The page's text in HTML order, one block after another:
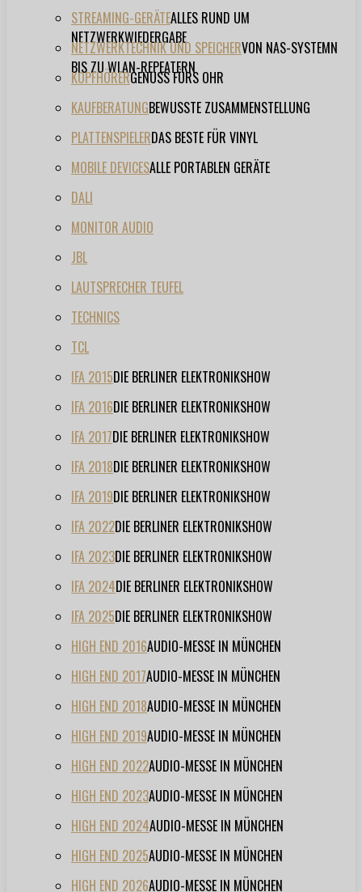
STREAMING-GERÄTEALLES RUND UM
NETZWERKWIEDERGABE
NETZWERKTECHNIK UND SPEICHERVON NAS-SYSTEMN
BIS ZU WLAN-REPEATERN
KOPFHÖRERGENUSS FÜRS OHR
KAUFBERATUNGBEWUSSTE ZUSAMMENSTELLUNG
PLATTENSPIELERDAS BESTE FÜR VINYL
MOBILE DEVICESALLE PORTABLEN GERÄTE
DALI
MONITOR AUDIO
JBL
LAUTSPRECHER TEUFEL
TECHNICS
TCL
IFA 2015DIE BERLINER ELEKTRONIKSHOW
IFA 2016DIE BERLINER ELEKTRONIKSHOW
IFA 2017DIE BERLINER ELEKTRONIKSHOW
IFA 2018DIE BERLINER ELEKTRONIKSHOW
IFA 2019DIE BERLINER ELEKTRONIKSHOW
IFA 2022DIE BERLINER ELEKTRONIKSHOW
IFA 2023DIE BERLINER ELEKTRONIKSHOW
IFA 2024DIE BERLINER ELEKTRONIKSHOW
IFA 2025DIE BERLINER ELEKTRONIKSHOW
HIGH END 2016AUDIO-MESSE IN MÜNCHEN
HIGH END 2017AUDIO-MESSE IN MÜNCHEN
HIGH END 2018AUDIO-MESSE IN MÜNCHEN
HIGH END 2019AUDIO-MESSE IN MÜNCHEN
HIGH END 2022AUDIO-MESSE IN MÜNCHEN
HIGH END 2023AUDIO-MESSE IN MÜNCHEN
HIGH END 2024AUDIO-MESSE IN MÜNCHEN
HIGH END 2025AUDIO-MESSE IN MÜNCHEN
HIGH END 2026AUDIO-MESSE IN MÜNCHEN